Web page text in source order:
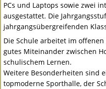
PCs und Laptops sowie zwei
ausgestattet. Die
jahrgangsübergreifenden
Die Schule arbeitet im
gutes Miteinander zwischen
schulischem Lernen.
Weitere Besonderheiten sind
topmoderne Sporthalle, der